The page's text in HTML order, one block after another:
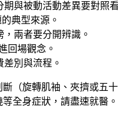
與被動活動差異要對照
典型來源。
兩者要分開辨識。
回場觀念。
差別與流程。
（旋轉肌袖、夾擠或五
全身症狀，請盡速就醫